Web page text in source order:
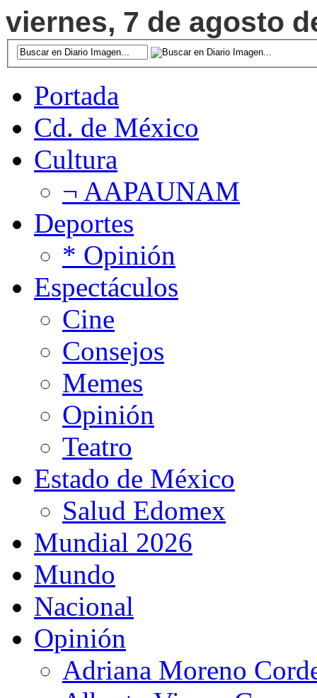
viernes, 7 de agosto
Portada
Cd. de México
Cultura
¬ AAPAUNAM
Deportes
* Opinión
Espectáculos
Cine
Consejos
Memes
Opinión
Teatro
Estado de México
Salud Edomex
Mundial 2026
Mundo
Nacional
Opinión
Adriana Moreno